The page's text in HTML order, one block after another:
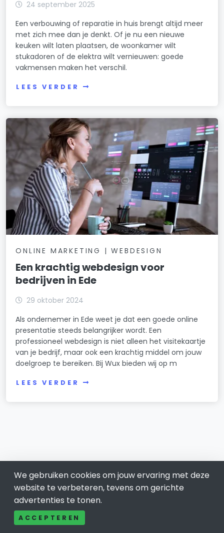
24 september 2025
Een verbouwing of reparatie in huis brengt altijd meer
met zich mee dan je denkt. Of je nu een nieuwe
keuken wilt laten plaatsen, de woonkamer wilt
stukadoren of de elektra wilt vernieuwen: goede
vakmensen maken het verschil.
LEES VERDER
ONLINE MARKETING | WEBDESIGN
Een krachtig webdesign voor
bedrijven in Ede
29 oktober 2024
Als ondernemer in Ede weet je dat een goede online
presentatie steeds belangrijker wordt. Een
professioneel webdesign is niet alleen het visitekaartje
van je bedrijf, maar ook een krachtig middel om jouw
doelgroep te bereiken. Bij Wux bieden wij op m
LEES VERDER
Ede 0318
We gebruiken cookies om jouw ervaring met deze
website te verbeteren, tevens om gerichte
advertenties te tonen.
ACCEPTEREN